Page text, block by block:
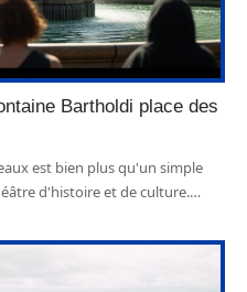
Bartholdi place des
est bien plus qu'un simple
d'histoire et de culture.…